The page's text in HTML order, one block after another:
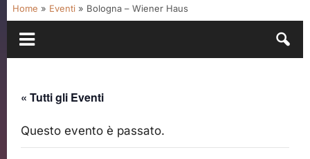
Home » Eventi » Bologna – Wiener Haus
« Tutti gli Eventi
Questo evento è passato.